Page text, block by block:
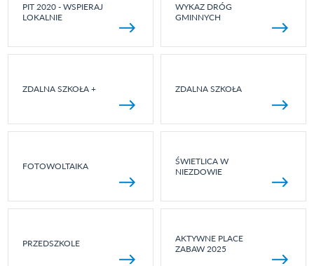
PIT 2020 - WSPIERAJ
LOKALNIE
WYKAZ DRÓG
GMINNYCH
ZDALNA SZKOŁA + ZDALNA SZKOŁA
FOTOWOLTAIKA
ŚWIETLICA W
NIEZDOWIE
PRZEDSZKOLE
AKTYWNE PLACE
ZABAW 2025